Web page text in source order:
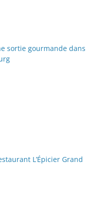
sortie gourmande dans
L’Épicier Grand